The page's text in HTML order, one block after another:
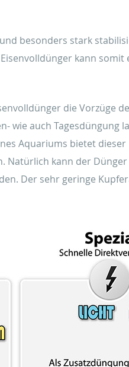
besonders stark
kann
die Vorzüge
wie auch
Aquariums bietet
Natürlich kann der
Der sehr geringe